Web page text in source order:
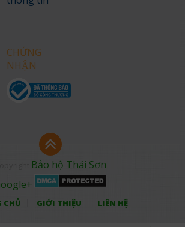
CHỨNG
NHẬN
Bảo hộ Thái Sơn
CHỦ GIỚI THIỆU LIÊN HỆ